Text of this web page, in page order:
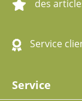
des articles
Service client
Service